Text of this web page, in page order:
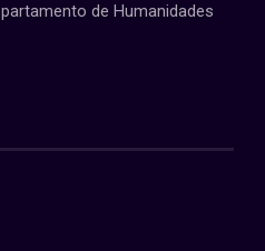
de Humanidades